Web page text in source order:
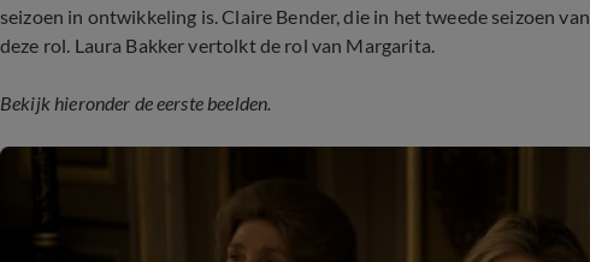
seizoen in ontwikkeling is. Claire Bender, die in het tweede seizoen van
deze rol. Laura Bakker vertolkt de rol van Margarita.
Bekijk hieronder de eerste beelden.